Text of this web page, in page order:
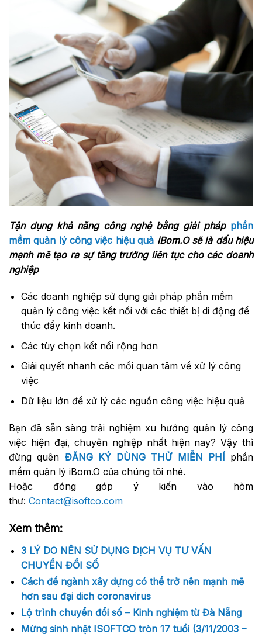
Tận dụng khả năng công nghệ bằng giải pháp phần
mềm quản lý công việc hiệu quả iBom.O sẽ là dấu hiệu
mạnh mẽ tạo ra sự tăng trưởng liên tục cho các doanh
nghiệp
Các doanh nghiệp sử dụng giải pháp phần mềm
quản lý công việc kết nối với các thiết bị di động để
thúc đẩy kinh doanh.
Các tùy chọn kết nối rộng hơn
Giải quyết nhanh các mối quan tâm về xử lý công
việc
Dữ liệu lớn để xử lý các nguồn công việc hiệu quả
Bạn đã sẵn sàng trải nghiệm xu hướng quản lý công
việc hiện đại, chuyên nghiệp nhất hiện nay? Vậy thì
đừng quên ĐĂNG KÝ DÙNG THỬ MIỄN PHÍ phần
mềm quản lý iBom.O của chúng tôi nhé.
Hoặc đóng góp ý kiến vào hòm
thư: Contact@isoftco.com
Xem thêm:
3 LÝ DO NÊN SỬ DỤNG DỊCH VỤ TƯ VẤN
CHUYỂN ĐỔI SỐ
Cách để ngành xây dựng có thể trở nên mạnh mẽ
hơn sau đại dich coronavirus
Lộ trình chuyển đổi số – Kinh nghiệm từ Đà Nẵng
Mừng sinh nhật ISOFTCO tròn 17 tuổi (3/11/2003 –